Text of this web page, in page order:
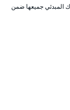
المبدئي جميعها ضمن